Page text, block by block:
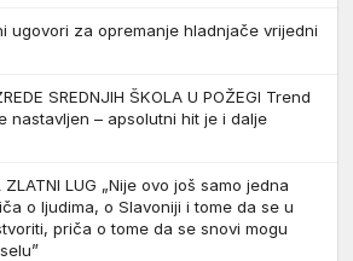
ugovori za opremanje hladnjače vrijedni
SREDNJIH ŠKOLA U POŽEGI Trend
nastavljen – apsolutni hit je i dalje
ZLATNI LUG „Nije ovo još samo jedna
o ljudima, o Slavoniji i tome da se u
priča o tome da se snovi mogu